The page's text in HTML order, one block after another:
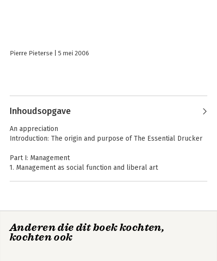
Pierre Pieterse 5 mei 2006
Inhoudsopgave
An appreciation
Introduction: The origin and purpose of The Essential Drucker
Part I: Management
1. Management as social function and liberal art
7. Information executives need today
8. Management by objectives and self control
Anderen die dit boek kochten,
kochten ook